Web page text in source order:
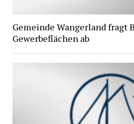
Gemeinde Wangerland fragt
Gewerbeflächen ab